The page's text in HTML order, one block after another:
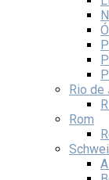
Rio de
Rom